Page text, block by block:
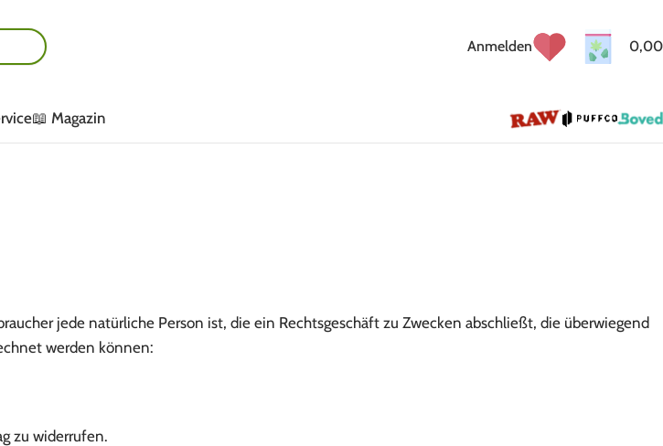
Anmelden 0,00
📖 Magazin
jede natürliche Person ist, die ein Rechtsgeschäft zu Zwecken abschließt, die überwiegend
werden können:
zu widerrufen.